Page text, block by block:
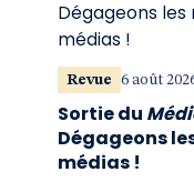
Revue 6 août
Sortie du
Dégageons
médias !